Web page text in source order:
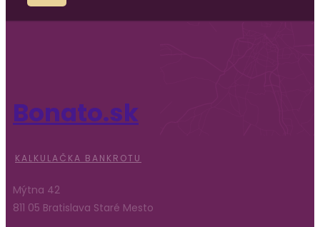
Bonato.sk
KALKULAČKA BANKROTU
Mýtna 42
811 05 Bratislava Staré Mesto